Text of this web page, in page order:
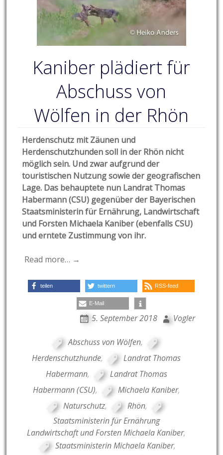
Kaniber plädiert für
Abschuss von
Wölfen in der Rhön
Herdenschutz mit Zäunen und
Herdenschutzhunden soll in der Rhön nicht
möglich sein. Und zwar aufgrund der
touristischen Nutzung sowie der geografischen
Lage. Das behauptete nun Landrat Thomas
Habermann (CSU) gegenüber der Bayerischen
Staatsministerin für Ernährung, Landwirtschaft
und Forsten Michaela Kaniber (ebenfalls CSU)
und erntete Zustimmung von ihr.
Read more… →
teilen twittern RSS-feed
E-Mail
5. September 2018 Vogler
Abschuss von Wölfen,
Herdenschutzhunde,
Landrat Thomas
Habermann,
Landrat Thomas
Habermann (CSU), Michaela Kaniber,
Naturschutz, Rhön,
Staatsministerin für Ernährung
Landwirtschaft und Forsten Michaela Kaniber,
Staatsministerin Michaela Kaniber,